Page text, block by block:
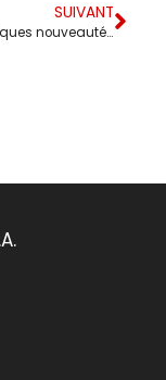
SUIVANT
Encore quelques nouveautés Manga !